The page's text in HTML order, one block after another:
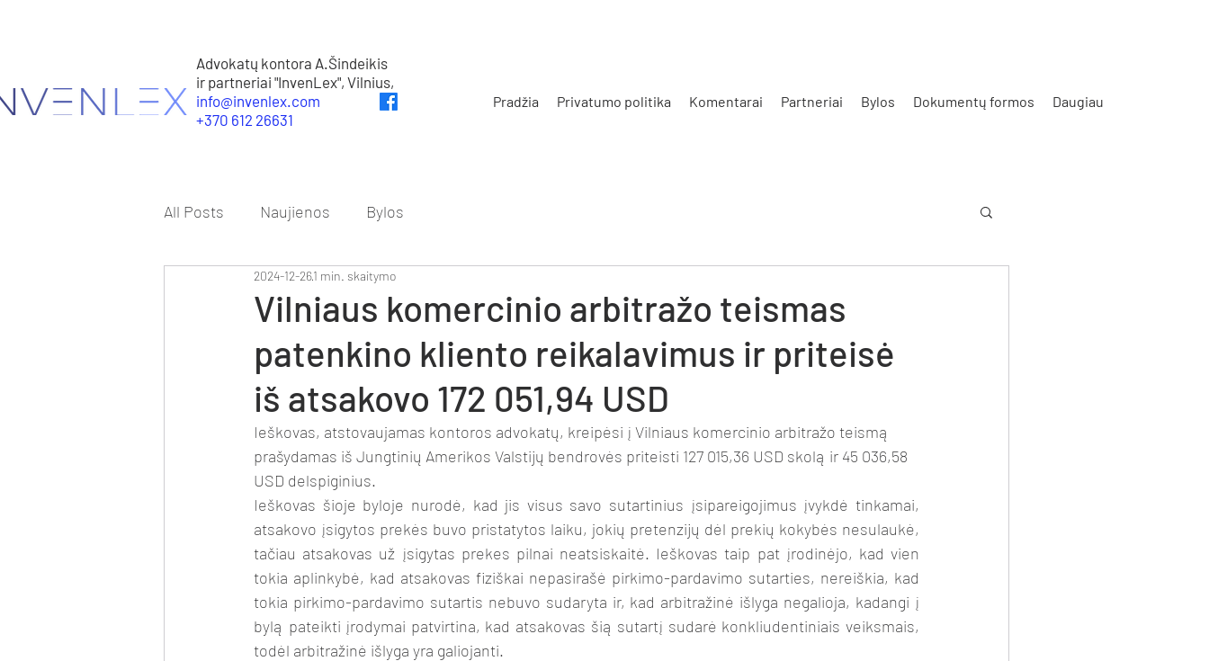
Advokatų kontora A.Šindeikis
ir partneriai "InvenLex", Vilnius,
info@invenlex.com
+370 612 26631
Pradžia Privatumo politika Komentarai Partneriai Bylos Dokumentų formos Daugiau
All Posts Naujienos Bylos
Vilniaus komercinio arbitražo teismas
patenkino kliento reikalavimus ir priteisė
iš atsakovo 172 051,94 USD
2024-12-261 min. skaitymo
Ieškovas, atstovaujamas kontoros advokatų, kreipėsi į Vilniaus komercinio arbitražo teismą
prašydamas iš Jungtinių Amerikos Valstijų bendrovės priteisti 127 015,36 USD skolą ir 45 036,58
USD delspiginius.
Ieškovas šioje byloje nurodė, kad jis visus savo sutartinius įsipareigojimus įvykdė tinkamai,
atsakovo įsigytos prekės buvo pristatytos laiku, jokių pretenzijų dėl prekių kokybės nesulaukė,
tačiau atsakovas už įsigytas prekes pilnai neatsiskaitė. Ieškovas taip pat įrodinėjo, kad vien
tokia aplinkybė, kad atsakovas fiziškai nepasirašė pirkimo-pardavimo sutarties, nereiškia, kad
tokia pirkimo-pardavimo sutartis nebuvo sudaryta ir, kad arbitražinė išlyga negalioja, kadangi į
bylą pateikti įrodymai patvirtina, kad atsakovas šią sutartį sudarė konkliudentiniais veiksmais,
todėl arbitražinė išlyga yra galiojanti.